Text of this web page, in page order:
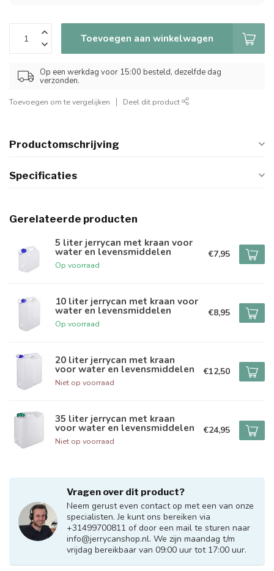
Toevoegen aan winkelwagen
Op een werkdag voor 15:00 besteld, dezelfde dag
verzonden.
Toevoegen om te vergelijken Deel dit product
Productomschrijving
Specificaties
Gerelateerde producten
5 liter jerrycan met kraan voor
water en levensmiddelen
Op voorraad
€7,95
10 liter jerrycan met kraan voor
water en levensmiddelen
Op voorraad
€8,95
20 liter jerrycan met kraan
voor water en levensmiddelen
Niet op voorraad
€12,50
35 liter jerrycan met kraan
voor water en levensmiddelen
Niet op voorraad
€24,95
Vragen over dit product?
Neem gerust even contact op met een van onze
specialisten. Je kunt ons bereiken via
+31499700811 of door een mail te sturen naar
info@jerrycanshop.nl. We zijn maandag t/m
vrijdag bereikbaar van 09:00 uur tot 17:00 uur.